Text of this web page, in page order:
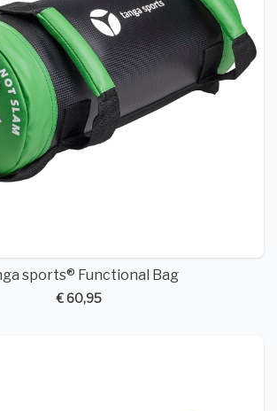
sports® Functional Bag
€ 60,95